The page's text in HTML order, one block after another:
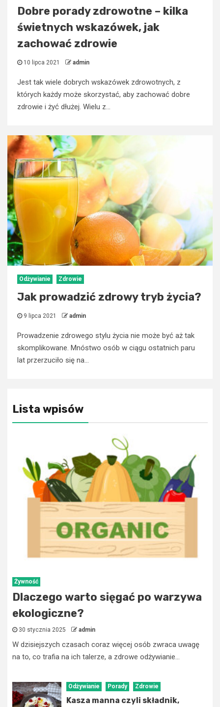
Dobre porady zdrowotne – kilka
świetnych wskazówek, jak
zachować zdrowie
10 lipca 2021 admin
Jest tak wiele dobrych wskazówek zdrowotnych, z
których każdy może skorzystać, aby zachować dobre
zdrowie i żyć dłużej. Wielu z...
Odżywianie Zdrowie
Jak prowadzić zdrowy tryb życia?
9 lipca 2021 admin
Prowadzenie zdrowego stylu życia nie może być aż tak
skomplikowane. Mnóstwo osób w ciągu ostatnich paru
lat przerzuciło się na...
Lista wpisów
Żywność
Dlaczego warto sięgać po warzywa
ekologiczne?
30 stycznia 2025 admin
W dzisiejszych czasach coraz więcej osób zwraca uwagę
na to, co trafia na ich talerze, a zdrowe odżywianie...
Odżywianie Porady Zdrowie
Kasza manna czyli składnik,